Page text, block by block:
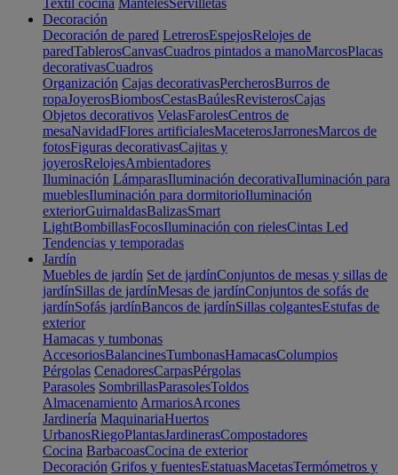
Textil cocina MantelesServilletas
Decoración
Decoración de pared LetrerosEspejosRelojes de
paredTablerosCanvasCuadros pintados a manoMarcosPlacas
decorativasCuadros
Organización Cajas decorativasPercherosBurros de
ropaJoyerosBiombosCestasBaúlesRevisterosCajas
Objetos decorativos VelasFarolesCentros de
mesaNavidadFlores artificialesMaceterosJarronesMarcos de
fotosFiguras decorativasCajitas y
joyerosRelojesAmbientadores
Iluminación LámparasIluminación decorativaIluminación para
mueblesIluminación para dormitorioIluminación
exteriorGuirnaldasBalizasSmart
LightBombillasFocosIluminación con rielesCintas Led
Tendencias y temporadas
Jardín
Muebles de jardín Set de jardínConjuntos de mesas y sillas de
jardínSillas de jardínMesas de jardínConjuntos de sofás de
jardínSofás jardínBancos de jardínSillas colgantesEstufas de
exterior
Hamacas y tumbonas
AccesoriosBalancinesTumbonasHamacasColumpios
Pérgolas CenadoresCarpasPérgolas
Parasoles SombrillasParasolesToldos
Almacenamiento ArmariosArcones
Jardinería MaquinariaHuertos
UrbanosRiegoPlantasJardinerasCompostadores
Cocina BarbacoasCocina de exterior
Decoración Grifos y fuentesEstatuasMacetasTermómetros y